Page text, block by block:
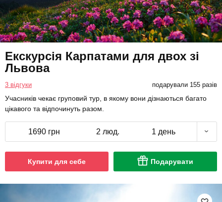
Екскурсія Карпатами для двох зі
Львова
3 відгуки подарували 155 разів
Учасників чекає груповий тур, в якому вони дізнаються багато
цікавого та відпочинуть разом.
1690 грн 2 люд. 1 день
Купити для себе Подарувати